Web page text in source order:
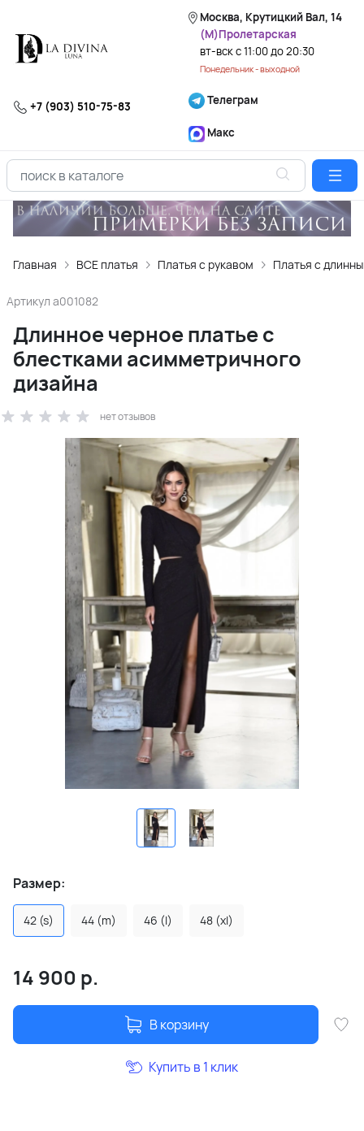
Москва, Крутицкий Вал, 14
(М)Пролетарская
вт-вск с 11:00 до 20:30
Понедельник - выходной
+7 (903) 510-75-83 Телеграм
Макс
Главная ВСЕ платья Платья с рукавом Платья с
Артикул a001082
Длинное черное платье с
блестками асимметричного
дизайна
нет отзывов
Размер:
42 (s) 44 (m) 46 (l) 48 (xl)
14 900 р.
В корзину
Купить в 1 клик